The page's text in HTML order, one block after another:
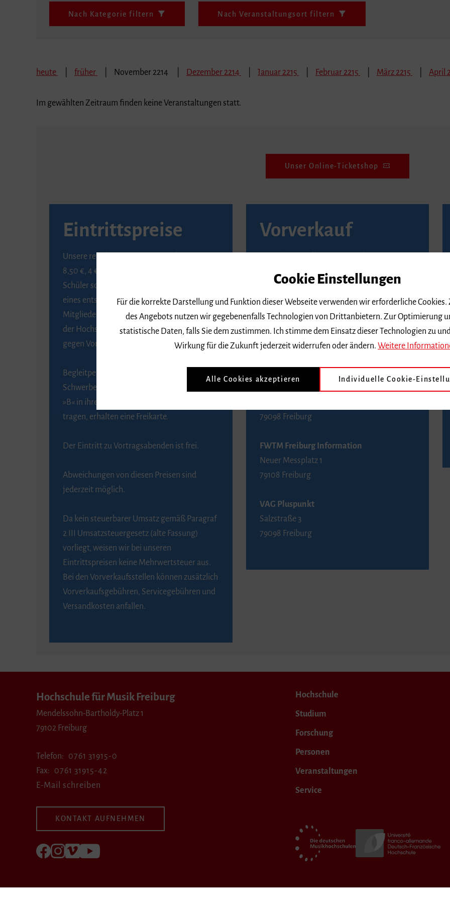
Nach Kategorie filtern Nach Veranstaltungsort filtern
heute früher November 2214 Dezember 2214 Januar 2215 Februar 2215 März 2215 April
Im gewählten Zeitraum finden keine Veranstaltungen statt.
Unser Online-Ticketshop
Eintrittspreise
Unsere regulären Eintrittspreise betragen
8,50 €, 4 € ermäßigt für Schülerinnen und
Schüler sowie Studierende gegen Vorlage
eines entsprechenden Nachweises, 6 € für
Mitglieder der Gesellschaft zur Förderung
der Hochschule für Musik Freiburg e. V.
gegen Vorlage des Mitgliedsausweises.
Begleitpersonen von Menschen mit
Schwerbehinderung, die das Merkzeichen
»B« in ihrem Schwerbehindertenausweis
tragen, erhalten eine Freikarte.
Der Eintritt zu Vortragsabenden ist frei.
Abweichungen von diesen Preisen sind
jederzeit möglich.
Da kein steuerbarer Umsatz gemäß Paragraf
2 III Umsatzsteuergesetz (alte Fassung)
vorliegt, weisen wir bei unseren
Eintrittspreisen keine Mehrwertsteuer aus.
Bei den Vorverkaufsstellen können zusätzlich
Vorverkaufsgebühren, Servicegebühren und
Versandkosten anfallen.
Vorverkauf
Seite von Reservix.
BZ-Kartenservice Freiburg
Kaiser-Joseph-Straße 229
79098 Freiburg
Telefon 0761 4968888 (Reservierungen sind
79098 Freiburg
FWTM Freiburg Information
Neuer Messplatz 1
79108 Freiburg
VAG Pluspunkt
Salzstraße 3
79098 Freiburg
Hochschule für Musik Freiburg
Mendelssohn-Bartholdy-Platz 1
79102 Freiburg
Telefon
0761 31915-0
Fax
0761 31915-42
E-Mail schreiben
KONTAKT AUFNEHMEN
Folgen Sie uns auf Facebook
Folgen Sie uns auf Instagram
Besuchen Sie uns bei Vimeo
Hochschule
Studium
Forschung
Personen
Veranstaltungen
Service
Cookie Einstellungen
Für die korrekte Darstellung und Funktion dieser Webseite verwenden wir erforderliche
des Angebots nutzen wir gegebenenfalls Technologien von Drittanbietern. Zur Optimierung
statistische Daten, falls Sie dem zustimmen. Ich stimme dem Einsatz dieser Technologien zu
Wirkung für die Zukunft jederzeit widerrufen oder ändern. Weitere
Alle Cookies akzeptieren Individuelle Cookie-